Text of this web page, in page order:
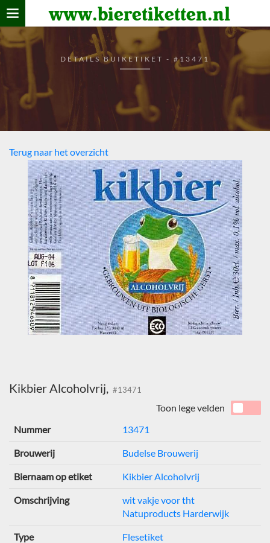
www.bieretiketten.nl
Home
verzamelen
De bierkaart
Bezoekers
DETAILS BUIKETIKET - #13471
Terug naar het overzicht
Kikbier Alcoholvrij, #13471
Toon lege velden
Nummer
13471
Brouwerij Budelse Brouwerij
Biernaam op etiket Kikbier Alcoholvrij
Omschrijving
wit vakje voor tht
Natuproducts Harderwijk
Type Flesetiket